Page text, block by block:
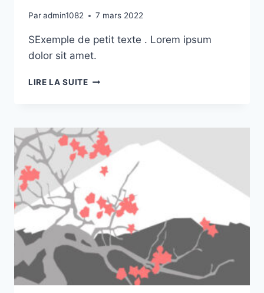
Paradmin1082 7 mars 2022
SExemple de petit texte . Lorem ipsum
dolor sit amet.
LIRE LA SUITEPOST